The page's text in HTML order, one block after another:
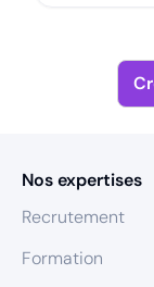
Nos expertises
Recrutement
Formation